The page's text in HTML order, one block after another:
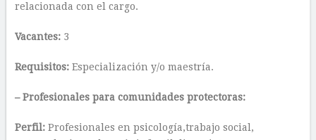
relacionada con el cargo.
Vacantes:3
Requisitos: Especialización y/o maestría.
– Profesionales para comunidades protectoras:
Perfil: Profesionales en psicología,trabajo social,